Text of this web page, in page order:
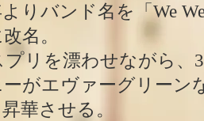
りバンド名を「We
名。
リを漂わせながら、
がエヴァーグリーン
華させる。